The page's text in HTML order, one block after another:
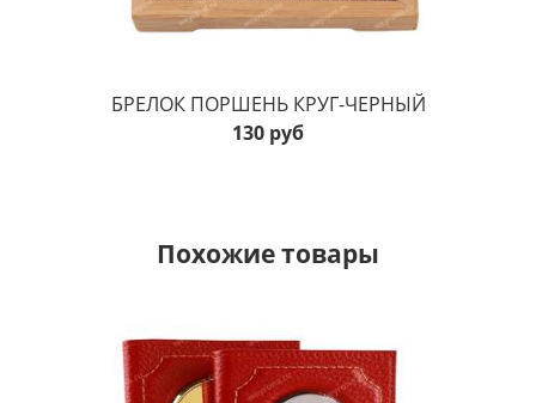
БРЕЛОК ПОРШЕНЬ КРУГ-ЧЕРНЫЙ
130 руб
Похожие товары